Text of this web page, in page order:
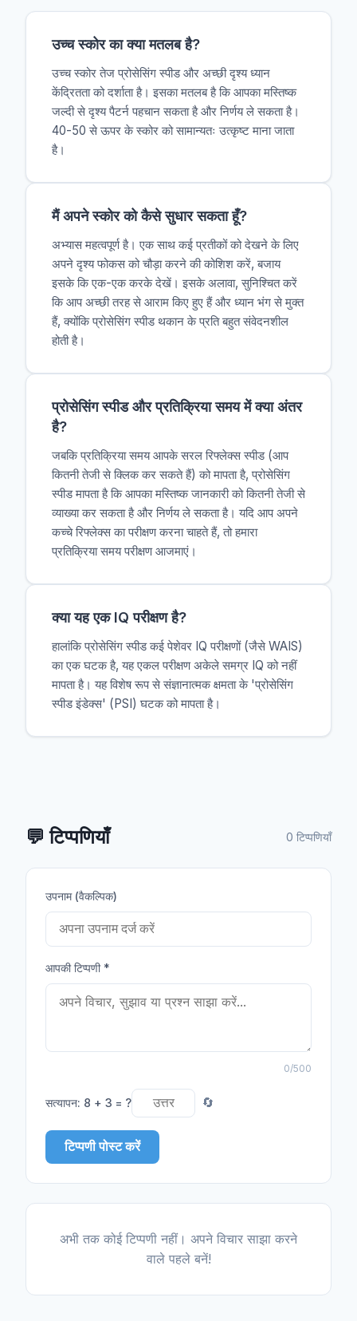
उच्च स्कोर का क्या मतलब है?
उच्च स्कोर तेज प्रोसेसिंग स्पीड और अच्छी दृश्य ध्यान
केंद्रितता को दर्शाता है। इसका मतलब है कि आपका मस्तिष्क
जल्दी से दृश्य पैटर्न पहचान सकता है और निर्णय ले सकता है।
40-50 से ऊपर के स्कोर को सामान्यतः उत्कृष्ट माना जाता
है।
मैं अपने स्कोर को कैसे सुधार सकता हूँ?
अभ्यास महत्वपूर्ण है। एक साथ कई प्रतीकों को देखने के लिए
अपने दृश्य फोकस को चौड़ा करने की कोशिश करें, बजाय
इसके कि एक-एक करके देखें। इसके अलावा, सुनिश्चित करें
कि आप अच्छी तरह से आराम किए हुए हैं और ध्यान भंग से मुक्त
हैं, क्योंकि प्रोसेसिंग स्पीड थकान के प्रति बहुत संवेदनशील
होती है।
प्रोसेसिंग स्पीड और प्रतिक्रिया समय में क्या अंतर
है?
जबकि प्रतिक्रिया समय आपके सरल रिफ्लेक्स स्पीड (आप
कितनी तेजी से क्लिक कर सकते हैं) को मापता है, प्रोसेसिंग
स्पीड मापता है कि आपका मस्तिष्क जानकारी को कितनी तेजी से
व्याख्या कर सकता है और निर्णय ले सकता है। यदि आप अपने
कच्चे रिफ्लेक्स का परीक्षण करना चाहते हैं, तो हमारा
प्रतिक्रिया समय परीक्षण आजमाएं।
क्या यह एक IQ परीक्षण है?
हालांकि प्रोसेसिंग स्पीड कई पेशेवर IQ परीक्षणों (जैसे WAIS)
का एक घटक है, यह एकल परीक्षण अकेले समग्र IQ को नहीं
मापता है। यह विशेष रूप से संज्ञानात्मक क्षमता के 'प्रोसेसिंग
स्पीड इंडेक्स' (PSI) घटक को मापता है।
💬टिप्पणियाँ 0 टिप्पणियाँ
उपनाम (वैकल्पिक)
आपकी टिप्पणी*
0/500
सत्यापन: 8 + 3 = ? 🔄
टिप्पणी पोस्ट करें
अभी तक कोई टिप्पणी नहीं। अपने विचार साझा करने
वाले पहले बनें!